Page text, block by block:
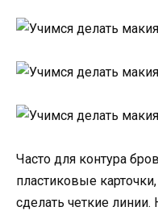
Часто для контура
пластиковые
сделать четкие линии.